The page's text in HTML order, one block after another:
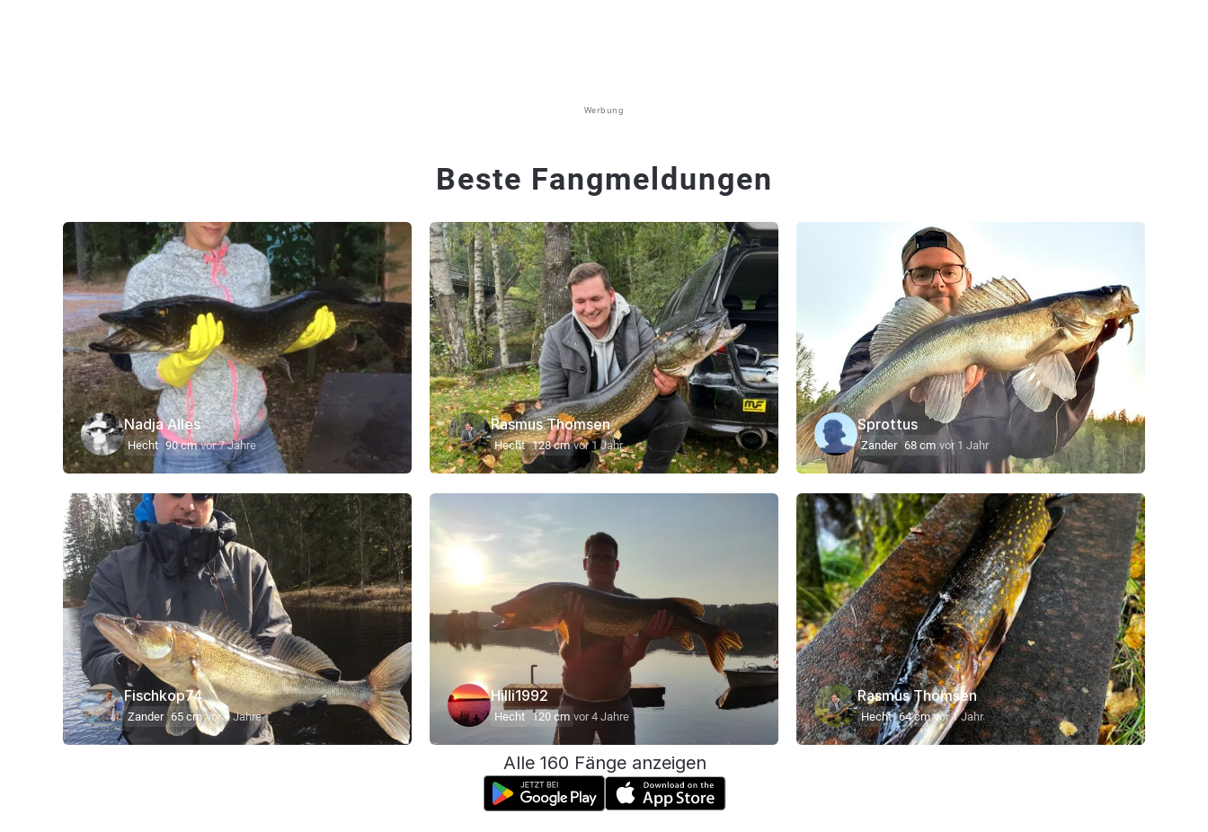
Werbung
Beste Fangmeldungen
Nadja Alles
Hecht 90 cm vor 7 Jahre
Rasmus Thomsen
Hecht 128 cm vor 1 Jahr
Sprottus
Zander 68 cm vor 1 Jahr
Fischkop74
Zander 65 cm vor 9 Jahre
Hilli1992
Hecht 120 cm vor 4 Jahre
Rasmus Thomsen
Hecht 64 cm vor 1 Jahr
Alle 160 Fänge anzeigen